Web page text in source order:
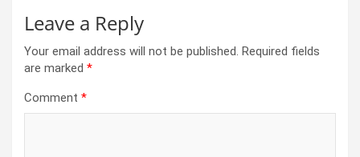
Leave a Reply
Your email address will not be published. Required fields
are marked *
Comment *